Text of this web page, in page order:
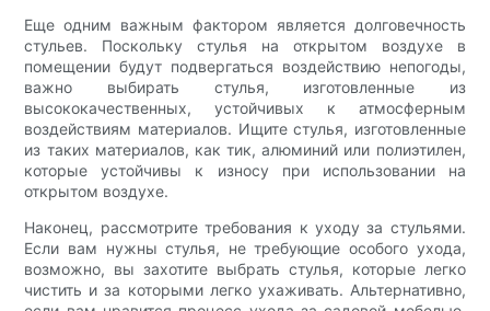
Еще одним важным фактором является долговечность
стульев. Поскольку стулья на открытом воздухе в
помещении будут подвергаться воздействию непогоды,
важно выбирать стулья, изготовленные из
высококачественных, устойчивых к атмосферным
воздействиям материалов. Ищите стулья, изготовленные
из таких материалов, как тик, алюминий или полиэтилен,
которые устойчивы к износу при использовании на
открытом воздухе.
Наконец, рассмотрите требования к уходу за стульями.
Если вам нужны стулья, не требующие особого ухода,
возможно, вы захотите выбрать стулья, которые легко
чистить и за которыми легко ухаживать. Альтернативно,